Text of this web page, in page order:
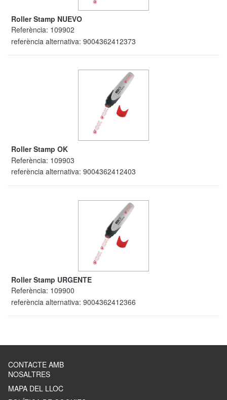
Roller Stamp NUEVO
Referència: 109902
referència alternativa: 9004362412373
Roller Stamp OK
Referència: 109903
referència alternativa: 9004362412403
Roller Stamp URGENTE
Referència: 109900
referència alternativa: 9004362412366
CONTACTE AMB
NOSALTRES
MAPA DEL LLOC